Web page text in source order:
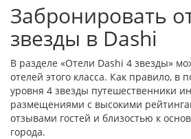
Забронировать
звезды в Dashi
В разделе «Отели Dashi 4 звезды»
отелей этого класса. Как правило, в
уровня 4 звезды путешественники
размещениями с высокими
отзывами гостей и близостью к
города.